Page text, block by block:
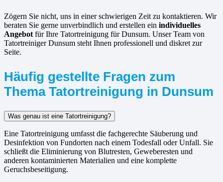
Zögern Sie nicht, uns in einer schwierigen Zeit zu kontaktieren. Wir
beraten Sie gerne unverbindlich und erstellen ein individuelles
Angebot für Ihre Tatortreinigung für Dunsum. Unser Team von
Tatortreiniger Dunsum steht Ihnen professionell und diskret zur
Seite.
Häufig gestellte Fragen zum
Thema Tatortreinigung in Dunsum
Was genau ist eine Tatortreinigung?
Eine Tatortreinigung umfasst die fachgerechte Säuberung und
Desinfektion von Fundorten nach einem Todesfall oder Unfall. Sie
schließt die Eliminierung von Blutresten, Geweberesten und
anderen kontaminierten Materialien und eine komplette
Geruchsbeseitigung.